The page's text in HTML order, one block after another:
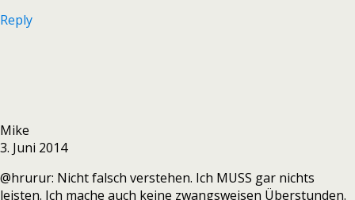
Reply
Mike
3. Juni 2014
@hrurur: Nicht falsch verstehen. Ich MUSS gar nichts
leisten. Ich mache auch keine zwangsweisen Überstunden.